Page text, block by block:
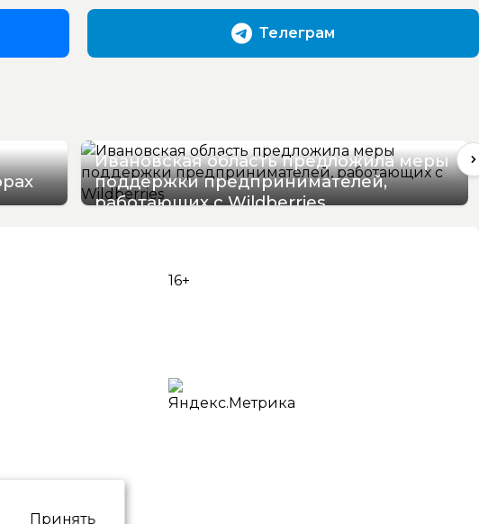
Телеграм
Ивановская область предложила меры
поддержки предпринимателей,
работающих с Wildberries
16+
Принять